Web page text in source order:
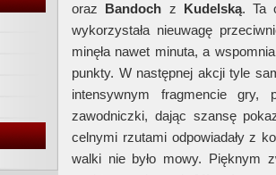
oraz Bandoch z Kudelską. Ta
wykorzystała nieuwagę
minęła nawet minuta, a
punkty. W następnej akcji tyle
intensywnym fragmencie gry,
zawodniczki, dając szansę
celnymi rzutami odpowiadały z
walki nie było mowy. Pięknym